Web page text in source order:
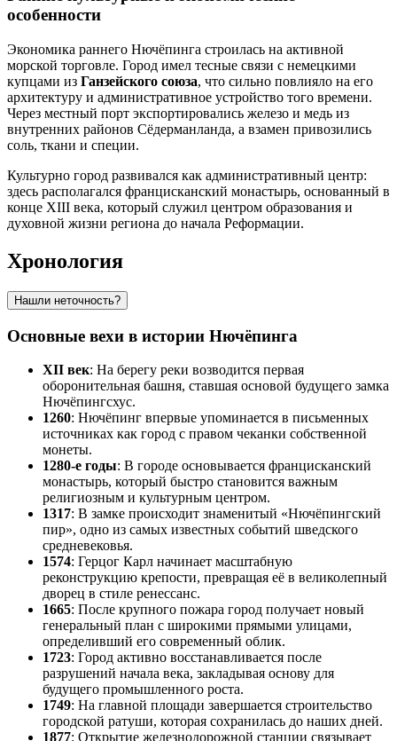
особенности
Экономика раннего Нючёпинга строилась на активной
морской торговле. Город имел тесные связи с немецкими
купцами из Ганзейского союза, что сильно повлияло на его
архитектуру и административное устройство того времени.
Через местный порт экспортировались железо и медь из
внутренних районов Сёдерманланда, а взамен привозились
соль, ткани и специи.
Культурно город развивался как административный центр:
здесь располагался францисканский монастырь, основанный в
конце XIII века, который служил центром образования и
духовной жизни региона до начала Реформации.
Хронология
Нашли неточность?
Основные вехи в истории Нючёпинга
XII век: На берегу реки возводится первая
оборонительная башня, ставшая основой будущего замка
Нючёпингсхус.
1260: Нючёпинг впервые упоминается в письменных
источниках как город с правом чеканки собственной
монеты.
1280-е годы: В городе основывается францисканский
монастырь, который быстро становится важным
религиозным и культурным центром.
1317: В замке происходит знаменитый «Нючёпингский
пир», одно из самых известных событий шведского
средневековья.
1574: Герцог Карл начинает масштабную
реконструкцию крепости, превращая её в великолепный
дворец в стиле ренессанс.
1665: После крупного пожара город получает новый
генеральный план с широкими прямыми улицами,
определивший его современный облик.
1723: Город активно восстанавливается после
разрушений начала века, закладывая основу для
будущего промышленного роста.
1749: На главной площади завершается строительство
городской ратуши, которая сохранилась до наших дней.
1877: Открытие железнодорожной станции связывает